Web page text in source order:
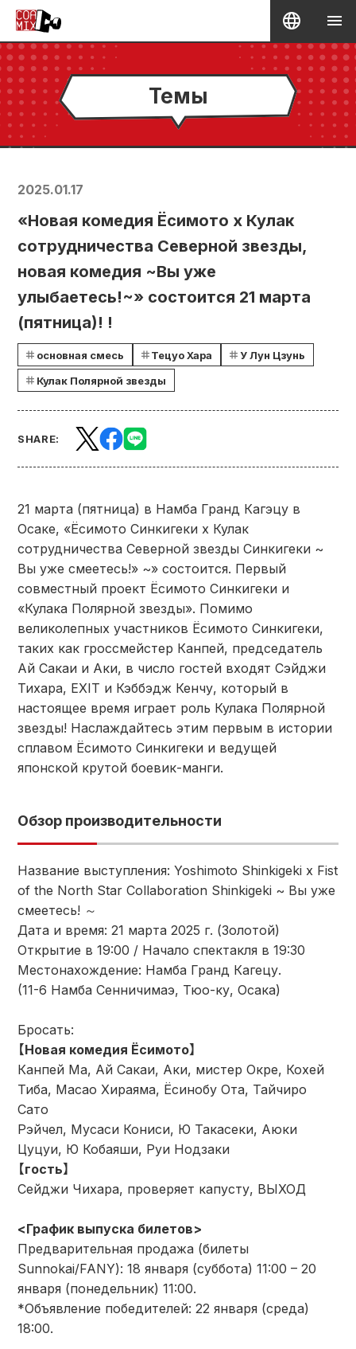
Темы
2025.01.17
«Новая комедия Ёсимото x Кулак
сотрудничества Северной звезды,
новая комедия ~Вы уже
улыбаетесь!~» состоится 21 марта
(пятница)! !
основная смесь Тецуо Хара
У Лун Цзунь
Кулак Полярной звезды
SHARE:
21 марта (пятница) в Намба Гранд Кагэцу в
Осаке, «Ёсимото Синкигеки x Кулак
сотрудничества Северной звезды Синкигеки ~
Вы уже смеетесь!» ~» состоится. Первый
совместный проект Ёсимото Синкигеки и
«Кулака Полярной звезды». Помимо
великолепных участников Ёсимото Синкигеки,
таких как гроссмейстер Канпей, председатель
Ай Сакаи и Аки, в число гостей входят Сэйджи
Тихара, EXIT и Кэббэдж Кенчу, который в
настоящее время играет роль Кулака Полярной
звезды! Наслаждайтесь этим первым в истории
сплавом Ёсимото Синкигеки и ведущей
японской крутой боевик-манги.
Обзор производительности
Название выступления: Yoshimoto Shinkigeki x Fist
of the North Star Collaboration Shinkigeki ~ Вы уже
смеетесь! ～
Дата и время: 21 марта 2025 г. (Золотой)
Открытие в 19:00 / Начало спектакля в 19:30
Местонахождение: Намба Гранд Кагецу.
(11-6 Намба Сенничимаэ, Тюо-ку, Осака)
Бросать:
【Новая комедия Ёсимото】
Канпей Ма, Ай Сакаи, Аки, мистер Окре, Кохей
Тиба, Масао Хираяма, Ёсинобу Ота, Тайчиро
Сато
Рэйчел, Мусаси Кониси, Ю Такасеки, Аюки
Цуцуи, Ю Кобаяши, Руи Нодзаки
【гость】
Сейджи Чихара, проверяет капусту, ВЫХОД
<График выпуска билетов>
Предварительная продажа (билеты
Sunnokai/FANY): 18 января (суббота) 11:00 – 20
января (понедельник) 11:00.
*Объявление победителей: 22 января (среда)
18:00.